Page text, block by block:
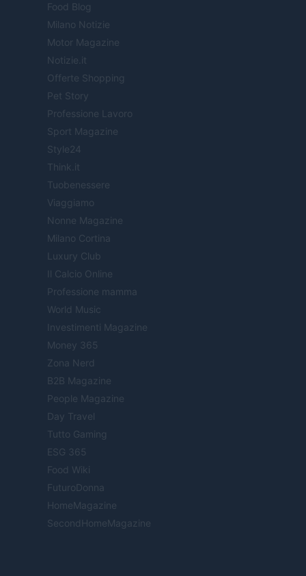
Food Blog
Milano Notizie
Motor Magazine
Notizie.it
Offerte Shopping
Pet Story
Professione Lavoro
Sport Magazine
Style24
Think.it
Tuobenessere
Viaggiamo
Nonne Magazine
Milano Cortina
Luxury Club
Il Calcio Online
Professione mamma
World Music
Investimenti Magazine
Money 365
Zona Nerd
B2B Magazine
People Magazine
Day Travel
Tutto Gaming
ESG 365
Food Wiki
FuturoDonna
HomeMagazine
SecondHomeMagazine